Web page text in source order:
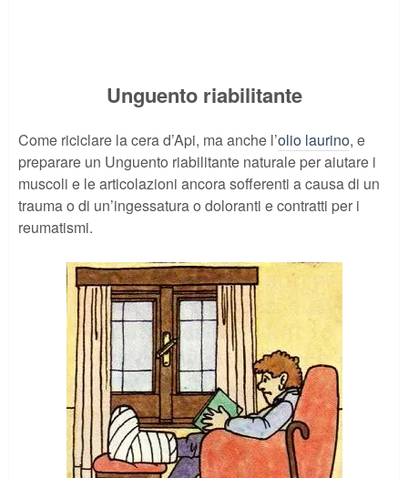
Unguento riabilitante
Come riciclare la cera d’Api, ma anche l’olio laurino, e
preparare un Unguento riabilitante naturale per aiutare i
muscoli e le articolazioni ancora sofferenti a causa di un
trauma o di un’ingessatura o doloranti e contratti per i
reumatismi.